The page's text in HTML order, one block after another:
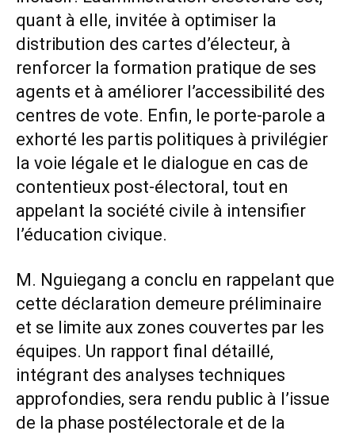
quant à elle, invitée à optimiser la
distribution des cartes d’électeur, à
renforcer la formation pratique de ses
agents et à améliorer l’accessibilité des
centres de vote. Enfin, le porte-parole a
exhorté les partis politiques à privilégier
la voie légale et le dialogue en cas de
contentieux post-électoral, tout en
appelant la société civile à intensifier
l’éducation civique.
M. Nguiegang a conclu en rappelant que
cette déclaration demeure préliminaire
et se limite aux zones couvertes par les
équipes. Un rapport final détaillé,
intégrant des analyses techniques
approfondies, sera rendu public à l’issue
de la phase postélectorale et de la